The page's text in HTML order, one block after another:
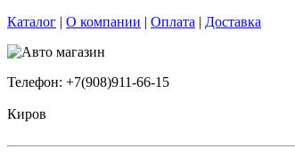
Каталог | О компании | Оплата | Доставка
Телефон: +7(908)911-66-15
Киров